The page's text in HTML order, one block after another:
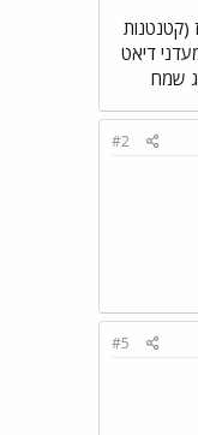
(קטנטנות
דיאט
שמח
#2
#5